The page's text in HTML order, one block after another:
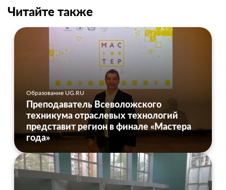
Читайте также
Образование UG.RU
Преподаватель Всеволожского
техникума отраслевых технологий
представит регион в финале «Мастера
года»